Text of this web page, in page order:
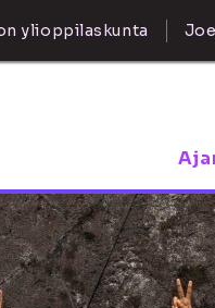
ylioppilaskunta